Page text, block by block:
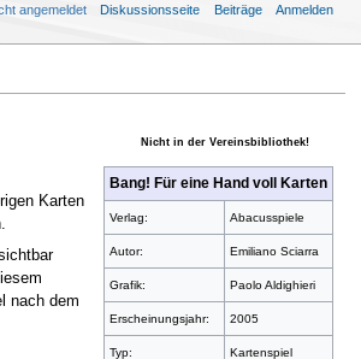
Nicht in der Vereinsbibliothek!
Bang! Für eine Hand voll Karten
Verlag: Abacusspiele
Autor: Emiliano Sciarra
Grafik: Paolo Aldighieri
Erscheinungsjahr: 2005
Typ: Kartenspiel
Karten
nach dem
angemeldet Diskussionsseite Beiträge Anmelden